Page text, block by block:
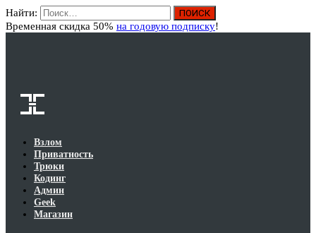
Найти:
Временная скидка 50% на годовую подписку!
Взлом
Приватность
Трюки
Кодинг
Админ
Geek
Магазин